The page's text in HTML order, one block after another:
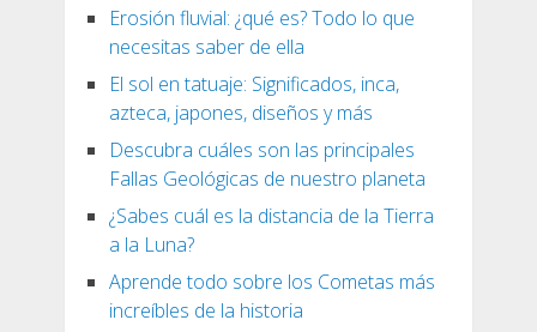
Erosión fluvial: ¿qué es? Todo lo que
necesitas saber de ella
El sol en tatuaje: Significados, inca,
azteca, japones, diseños y más
Descubra cuáles son las principales
Fallas Geológicas de nuestro planeta
¿Sabes cuál es la distancia de la Tierra
a la Luna?
Aprende todo sobre los Cometas más
increíbles de la historia